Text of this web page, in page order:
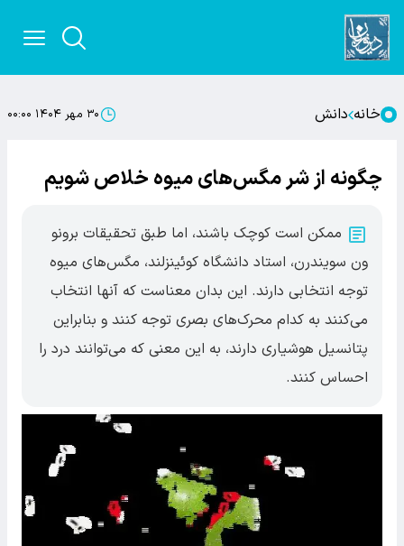
خانه دانش ۳۰ مهر ۱۴۰۴ ۰۰:۰۰
چگونه از شر مگس‌های میوه خلاص شویم
ممکن است کوچک باشند، اما طبق تحقیقات برونو
ون سویندرن، استاد دانشگاه کوئینزلند، مگس‌های میوه
توجه انتخابی دارند. این بدان معناست که آنها انتخاب
می‌کنند به کدام محرک‌های بصری توجه کنند و بنابراین
پتانسیل هوشیاری دارند، به این معنی که می‌توانند درد را
احساس کنند.